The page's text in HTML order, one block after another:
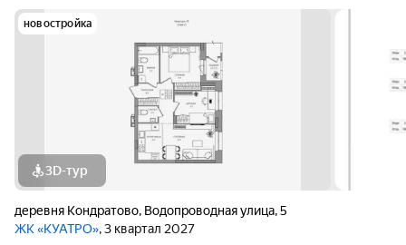
новостройка
3D-тур
деревня Кондратово, Водопроводная улица,5
ЖК «КУАТРО», 3 квартал 2027